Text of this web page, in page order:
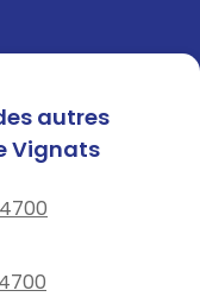
autres
Vignats